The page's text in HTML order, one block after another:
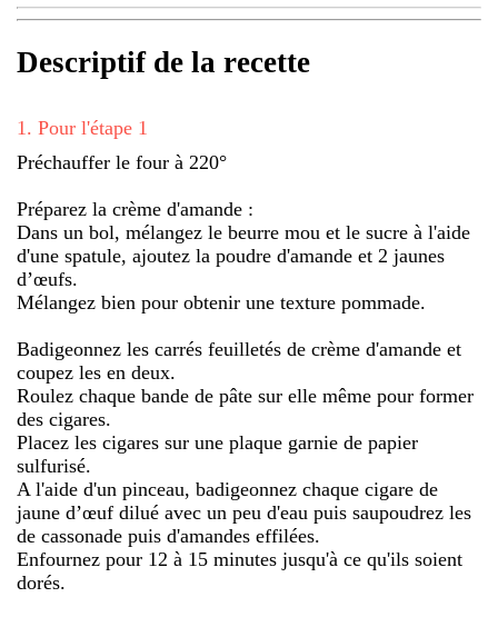
Descriptif de la recette
1 . Pour l'étape 1
Préchauffer le four à 220°
Préparez la crème d'amande :
Dans un bol, mélangez le beurre mou et le sucre à l'aide
d'une spatule, ajoutez la poudre d'amande et 2 jaunes
d’œufs.
Mélangez bien pour obtenir une texture pommade.
Badigeonnez les carrés feuilletés de crème d'amande et
coupez les en deux.
Roulez chaque bande de pâte sur elle même pour former
des cigares.
Placez les cigares sur une plaque garnie de papier
sulfurisé.
A l'aide d'un pinceau, badigeonnez chaque cigare de
jaune d’œuf dilué avec un peu d'eau puis saupoudrez les
de cassonade puis d'amandes effilées.
Enfournez pour 12 à 15 minutes jusqu'à ce qu'ils soient
dorés.